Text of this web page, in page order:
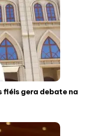
fiéis gera debate na